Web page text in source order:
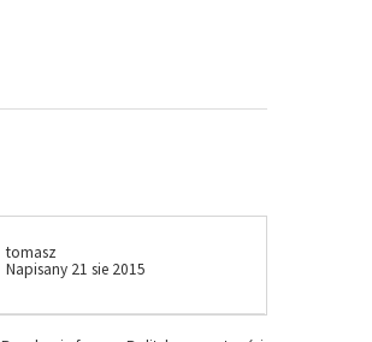
tomasz
Napisany 21 sie 2015